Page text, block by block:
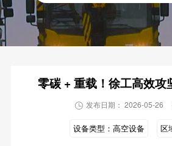
零碳 + 重载！徐工高效攻
 发布日期： 2026-05-26
设备类型： 高空设备 区